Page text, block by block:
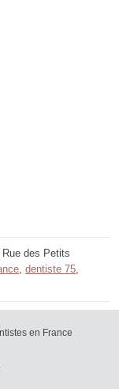
des Petits
, dentiste 75,
en France